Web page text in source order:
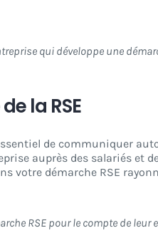
qui développe une
la RSE
de communiquer
auprès des salariés
votre démarche RSE
RSE pour le compte de